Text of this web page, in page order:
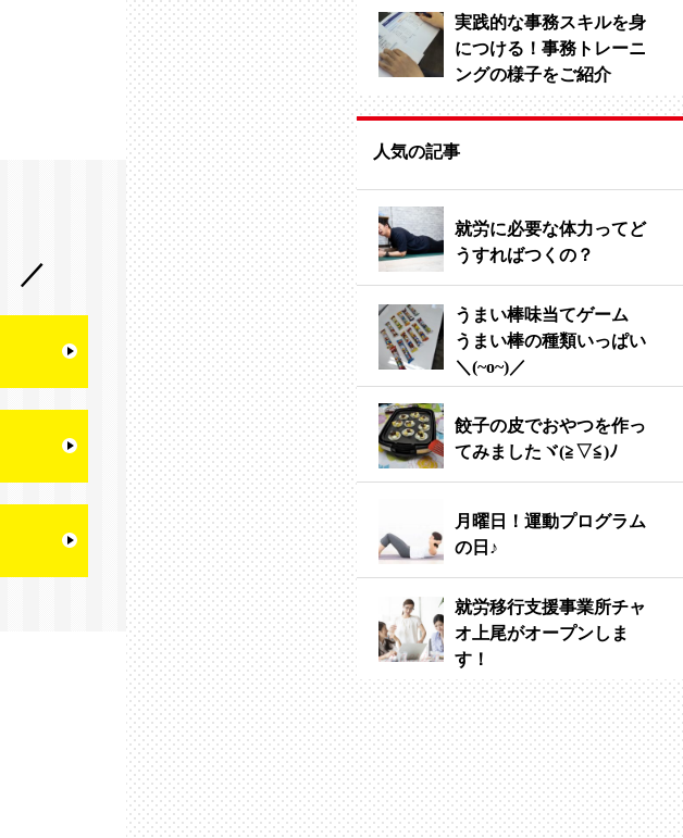
実践的な事務スキルを身
につける！事務トレーニ
ングの様子をご紹介
人気の記事
就労に必要な体力ってど
うすればつくの？
うまい棒味当てゲーム
うまい棒の種類いっぱい
＼(~o~)／
餃子の皮でおやつを作っ
てみましたヾ(≧▽≦)ﾉ
月曜日！運動プログラム
の日♪
就労移行支援事業所チャ
オ上尾がオープンしま
す！